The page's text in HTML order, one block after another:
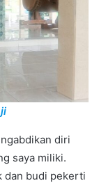
diri
saya miliki.
dan budi pekerti